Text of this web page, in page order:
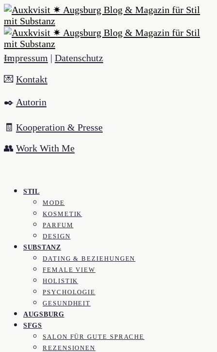
Impressum | Datenschutz
💌 Kontakt
✒️ Autorin
🧾 Kooperation & Presse
👥 Work With Me
STIL
MODE
KOSMETIK
PARFUM
DESIGN
SUBSTANZ
DATING & BEZIEHUNGEN
FEMALE VIEW
HOLISTIK
PSYCHOLOGIE
GESUNDHEIT
AUGSBURG
SFGS
SALON FÜR GUTE SPRACHE
REZENSIONEN